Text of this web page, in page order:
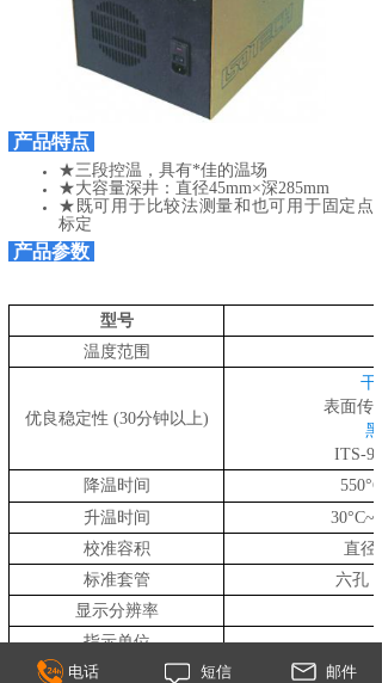
产品特点
★三段控温，具有*佳的温场
★大容量深井：直径45mm×深285mm
★既可用于比较法测量和也可用于固定点
标定
产品参数
型号
温度范围
优良稳定性 (30分钟以上)
干
表面传
黑
ITS-90
降温时间
升温时间
30°C~
校准容积
直径
标准套管
六孔：
显示分辨率
指示单位
外形尺寸
高
430mm*
电话 短信 邮件